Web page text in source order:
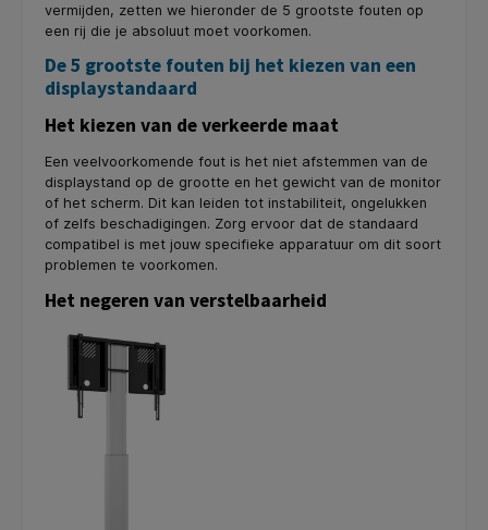
vermijden, zetten we hieronder de 5 grootste fouten op
een rij die je absoluut moet voorkomen.
De 5 grootste fouten bij het kiezen van een
displaystandaard
Het kiezen van de verkeerde maat
Een veelvoorkomende fout is het niet afstemmen van de
displaystand op de grootte en het gewicht van de monitor
of het scherm. Dit kan leiden tot instabiliteit, ongelukken
of zelfs beschadigingen. Zorg ervoor dat de standaard
compatibel is met jouw specifieke apparatuur om dit soort
problemen te voorkomen.
Het negeren van verstelbaarheid